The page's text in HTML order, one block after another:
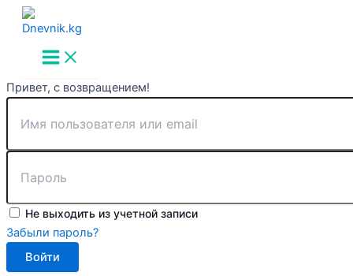
Перейти
содержимому
Привет, с возвращением!
Не выходить из учетной записи
Забыли пароль?
Войти